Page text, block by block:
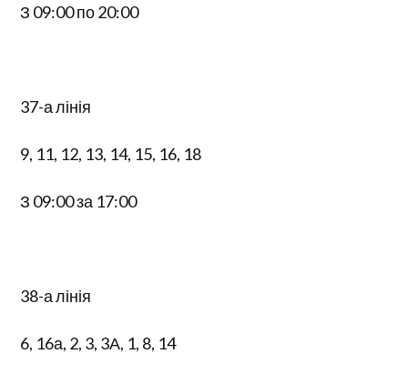
З 09:00 по 20:00
37-а лінія
9, 11, 12, 13, 14, 15, 16, 18
З 09:00 за 17:00
38-а лінія
6, 16а, 2, 3, 3А, 1, 8, 14